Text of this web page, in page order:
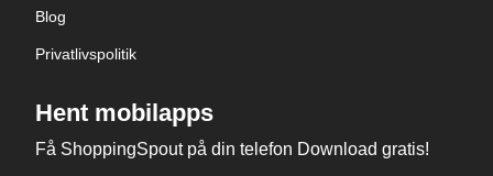
Blog
Privatlivspolitik
Hent mobilapps
Få ShoppingSpout på din telefon Download gratis!